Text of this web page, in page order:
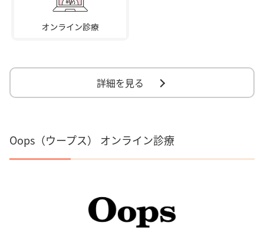
詳細を見る
Oops（ウープス） オンライン診療